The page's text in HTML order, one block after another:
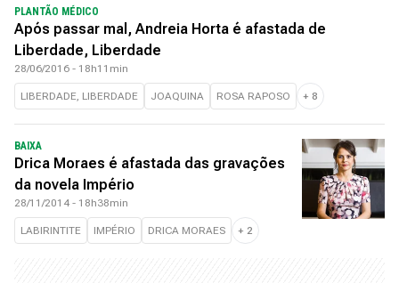
PLANTÃO MÉDICO
Após passar mal, Andreia Horta é afastada de
Liberdade, Liberdade
28/06/2016 - 18h11min
LIBERDADE, LIBERDADE JOAQUINA ROSA RAPOSO + 8
BAIXA
Drica Moraes é afastada das gravações
da novela Império
28/11/2014 - 18h38min
LABIRINTITE IMPÉRIO DRICA MORAES + 2